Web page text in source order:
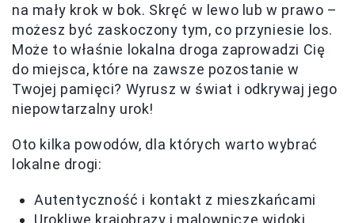
na mały krok w bok. Skręć w lewo lub w prawo –
możesz być zaskoczony tym, co przyniesie los.
Może to właśnie lokalna droga zaprowadzi Cię
do miejsca, które na zawsze pozostanie w
Twojej pamięci? Wyrusz w świat i odkrywaj jego
niepowtarzalny urok!
Oto kilka powodów, dla których warto wybrać
lokalne drogi:
Autentyczność i kontakt z mieszkańcami
Urokliwe krajobrazy i malownicze widoki